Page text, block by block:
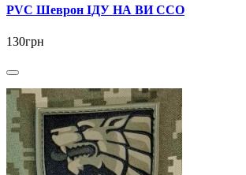
PVC Шеврон ІДУ НА ВИ ССО
130грн